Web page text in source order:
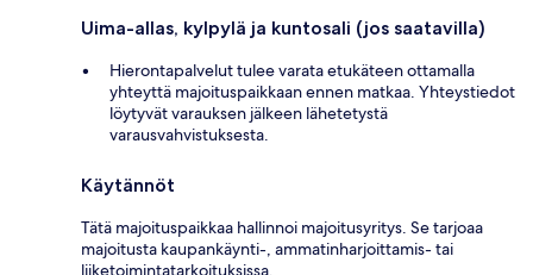
Uima-allas, kylpylä ja kuntosali (jos saatavilla)
Hierontapalvelut tulee varata etukäteen ottamalla
yhteyttä majoituspaikkaan ennen matkaa. Yhteystiedot
löytyvät varauksen jälkeen lähetetystä
varausvahvistuksesta.
Käytännöt
Tätä majoituspaikkaa hallinnoi majoitusyritys. Se tarjoaa
majoitusta kaupankäynti-, ammatinharjoittamis- tai
liiketoimintatarkoituksissa.